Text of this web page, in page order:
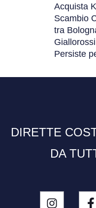
Acquista
Scambio
tra
Persiste
DIRETTE
DA